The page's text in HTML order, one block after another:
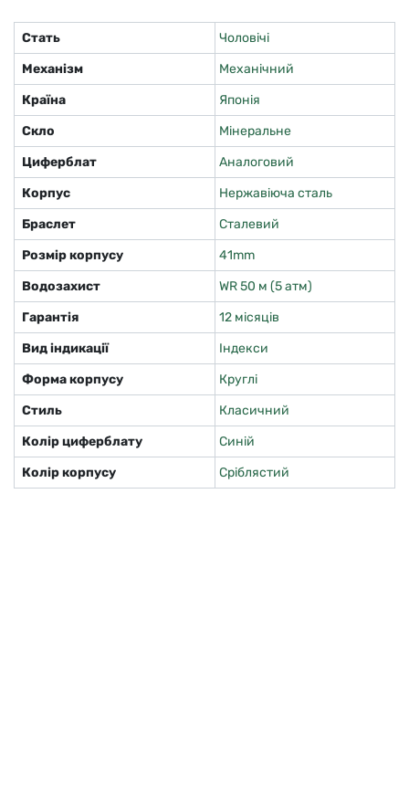
Стать
Чоловічі
Механізм
Механічний
Країна
Японія
Скло
Мінеральне
Циферблат
Аналоговий
Корпус
Нержавіюча сталь
Браслет
Сталевий
Розмір корпусу
41mm
Водозахист
WR 50 м (5 атм)
Гарантія
12 місяців
Вид індикації
Індекси
Форма корпусу
Круглі
Стиль
Класичний
Колір циферблату
Синій
Колір корпусу
Сріблястий